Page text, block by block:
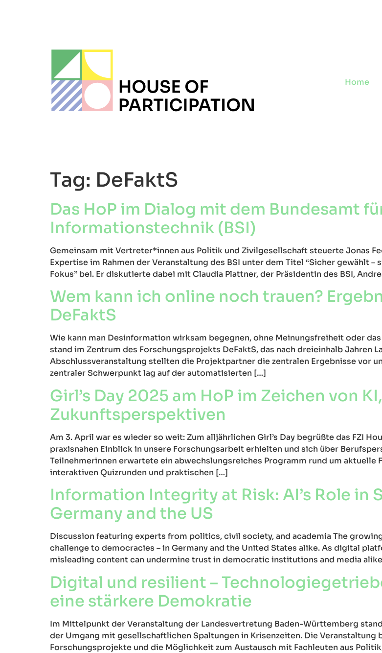
Home
Tag: DeFaktS
Das HoP im Dialog mit dem Bundesamt
Informationstechnik (BSI)
Gemeinsam mit Vertreter*innen aus Politik und Zivilgesellschaft steuerte Jonas
Expertise im Rahmen der Veranstaltung des BSI unter dem Titel “Sicher gewählt
Fokus” bei. Er diskutierte dabei mit Claudia Plattner, der Präsidentin des BSI,
Wem kann ich online noch trauen?
DeFaktS
Wie kann man Desinformation wirksam begegnen, ohne Meinungsfreiheit oder
stand im Zentrum des Forschungsprojekts DeFaktS, das nach dreieinhalb Jahren
Abschlussveranstaltung stellten die Projektpartner die zentralen Ergebnisse vor
zentraler Schwerpunkt lag auf der automatisierten […]
Girl’s Day 2025 am HoP im Zeichen von
Zukunftsperspektiven
Am 3. April war es wieder so weit: Zum alljährlichen Girl’s Day begrüßte das FZI
praxisnahen Einblick in unsere Forschungsarbeit erhielten und sich über
Teilnehmerinnen erwartete ein abwechslungsreiches Programm rund um aktuelle
interaktiven Quizrunden und praktischen […]
Information Integrity at Risk: AI’s Role in
Germany and the US
Discussion featuring experts from politics, civil society, and academia The
challenge to democracies – in Germany and the United States alike. As digital
misleading content can undermine trust in democratic institutions and media
Digital und resilient –
eine stärkere Demokratie
Im Mittelpunkt der Veranstaltung der Landesvertretung Baden-Württemberg
der Umgang mit gesellschaftlichen Spaltungen in Krisenzeiten. Die
Forschungsprojekte und die Möglichkeit zum Austausch mit Fachleuten aus